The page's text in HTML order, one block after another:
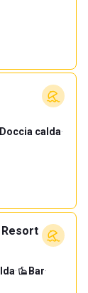
Doccia calda·
Resort
· Bar·